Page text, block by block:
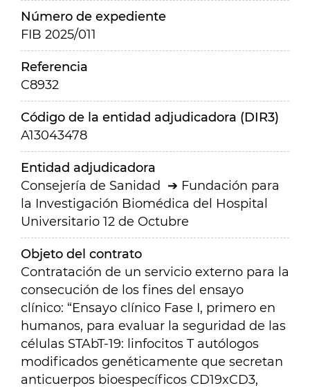
Número de expediente
FIB 2025/011
Referencia
C8932
Código de la entidad adjudicadora (DIR3)
A13043478
Entidad adjudicadora
Consejería de Sanidad
Fundación para
la Investigación Biomédica del Hospital
Universitario 12 de Octubre
Objeto del contrato
Contratación de un servicio externo para la
consecución de los fines del ensayo
clínico: “Ensayo clínico Fase I, primero en
humanos, para evaluar la seguridad de las
células STAbT-19: linfocitos T autólogos
modificados genéticamente que secretan
anticuerpos bioespecíficos CD19xCD3,